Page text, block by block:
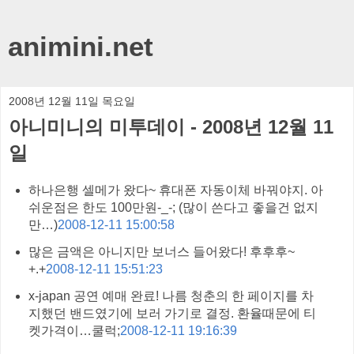
animini.net
2008년 12월 11일 목요일
아니미니의 미투데이 - 2008년 12월 11
일
하나은행 셀메가 왔다~ 휴대폰 자동이체 바꿔야지. 아
쉬운점은 한도 100만원-_-; (많이 쓴다고 좋을건 없지
만…)2008-12-11 15:00:58
많은 금액은 아니지만 보너스 들어왔다! 후후후~
+.+2008-12-11 15:51:23
x-japan 공연 예매 완료! 나름 청춘의 한 페이지를 차
지했던 밴드였기에 보러 가기로 결정. 환율때문에 티
켓가격이…쿨럭;2008-12-11 19:16:39